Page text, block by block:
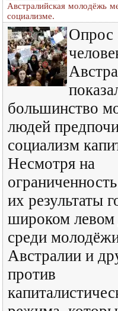
Австралийская молодёжь
социализме.
Опрос
большинство
людей
социализм
Несмотря на
их результаты
широком
среди
Австралии и
против